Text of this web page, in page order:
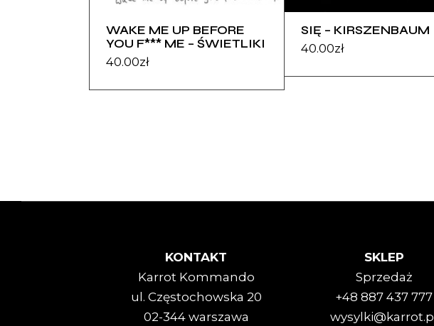
WAKE ME UP BEFORE
YOU F*** ME – ŚWIETLIKI
40.00zł
SIĘ – KIRSZENBAUM
40.00zł
KONTAKT
Karrot Kommando
ul. Częstochowska 20
02-344 warszawa
SKLEP
Sprzedaż
+48 887 437 777
wysylki@karrot.pl